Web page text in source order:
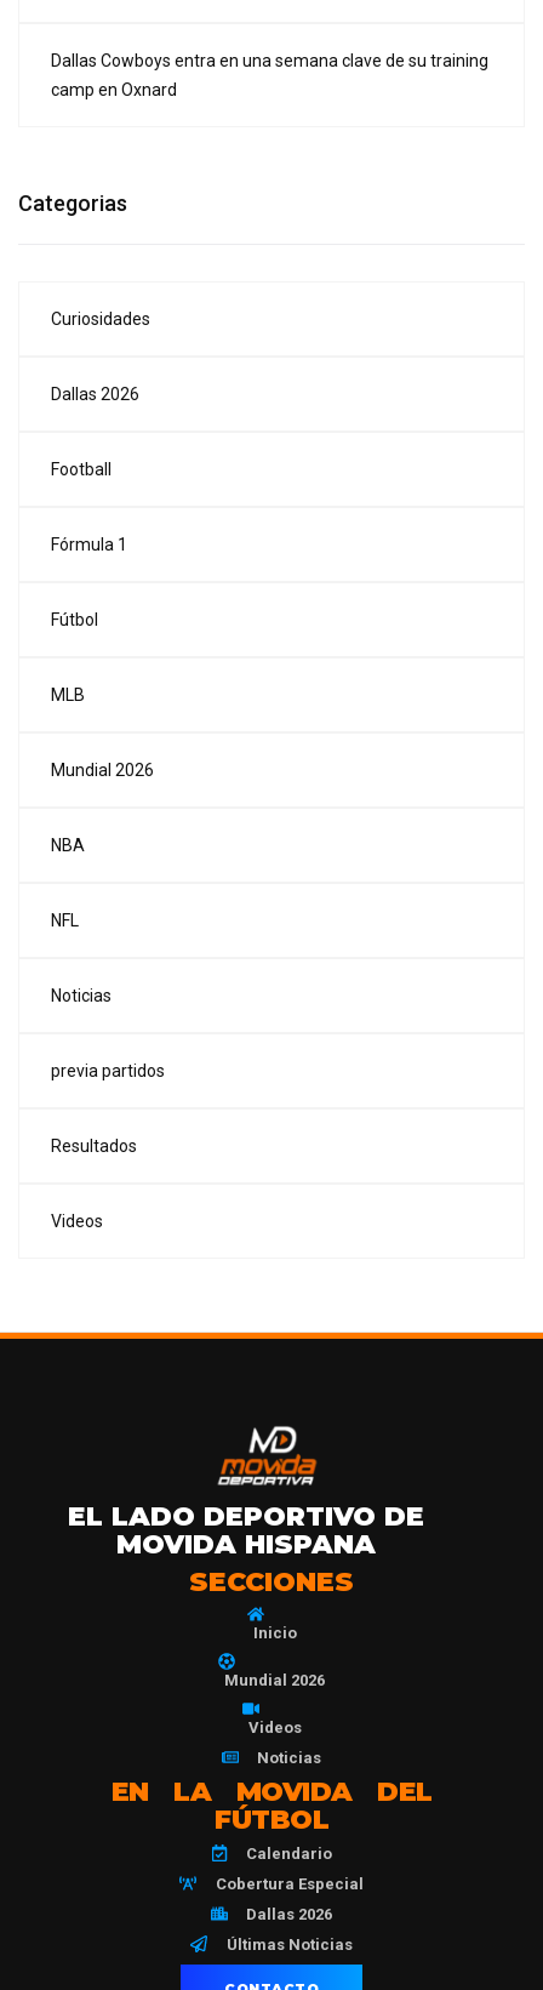
Dallas Cowboys entra en una semana clave de su training
camp en Oxnard
Categorias
Curiosidades
Dallas 2026
Football
Fórmula 1
Fútbol
MLB
Mundial 2026
NBA
NFL
Noticias
previa partidos
Resultados
Videos
EL LADO DEPORTIVO DE
MOVIDA HISPANA
SECCIONES
Inicio
Mundial 2026
Videos
Noticias
EN LA MOVIDA DEL
FÚTBOL
Calendario
Cobertura Especial
Dallas 2026
Últimas Noticias